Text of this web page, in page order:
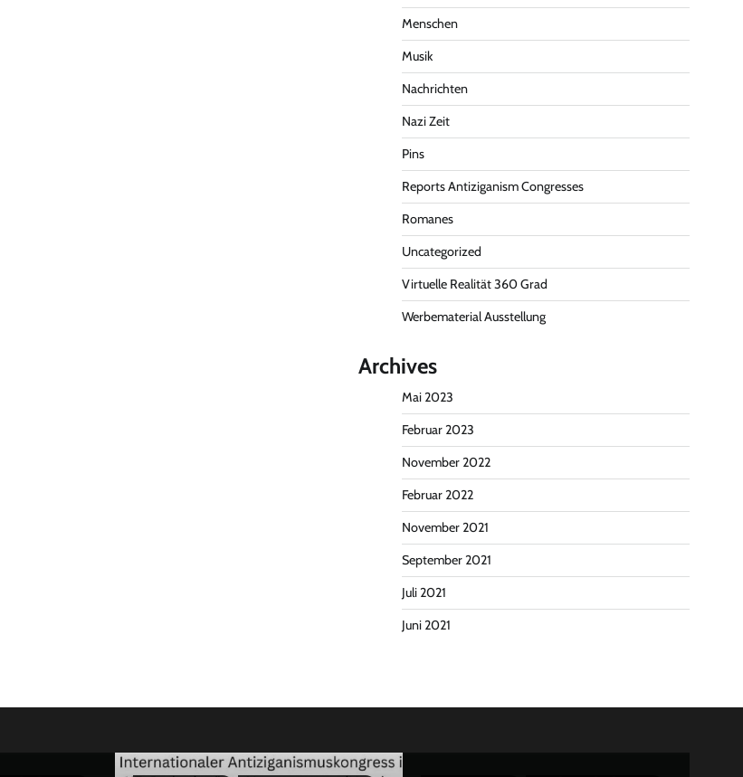
Menschen
Musik
Nachrichten
Nazi Zeit
Pins
Reports Antiziganism Congresses
Romanes
Uncategorized
Virtuelle Realität 360 Grad
Werbematerial Ausstellung
Archives
Mai 2023
Februar 2023
November 2022
Februar 2022
November 2021
September 2021
Juli 2021
Juni 2021